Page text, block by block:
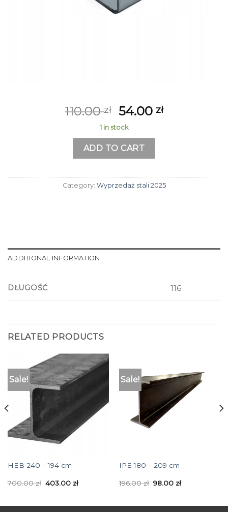
110.00zł 54.00 zł
1 in stock
ADD TO CART
Category: Wyprzedaż stali 2025
ADDITIONAL INFORMATION
DŁUGOŚĆ 116
RELATED PRODUCTS
Sale!
HEB 240 – 194 cm
700.00zł 403.00 zł
Sale!
IPE 180 – 209 cm
196.00zł 98.00 zł